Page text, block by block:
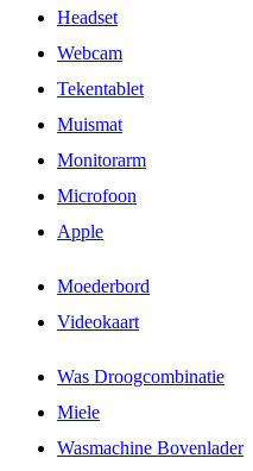
Headset
Webcam
Tekentablet
Muismat
Monitorarm
Microfoon
Apple
Moederbord
Videokaart
Was Droogcombinatie
Miele
Wasmachine Bovenlader